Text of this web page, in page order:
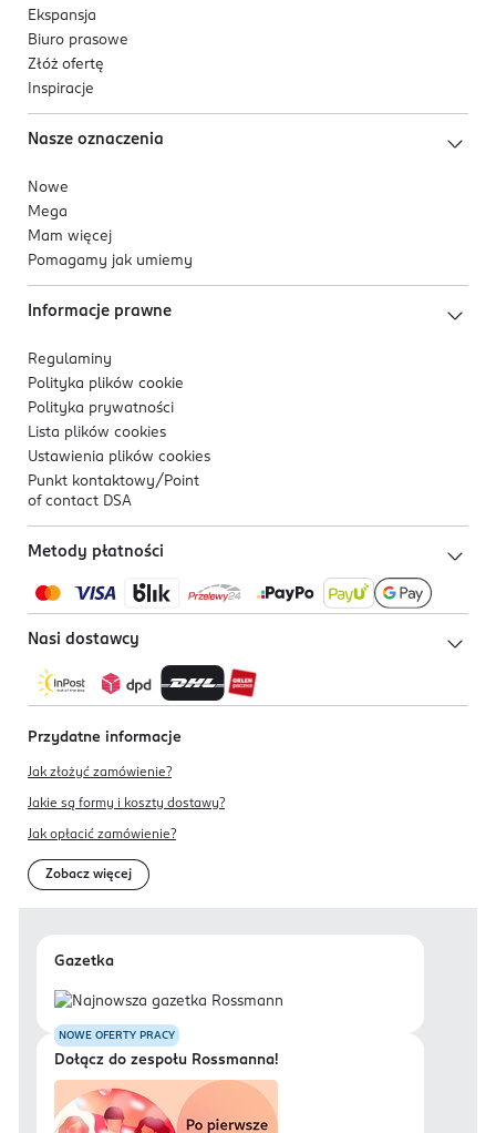
Ekspansja
Biuro prasowe
Złóż ofertę
Inspiracje
Nasze oznaczenia
Nowe
Mega
Mam więcej
Pomagamy jak umiemy
Informacje prawne
Regulaminy
Polityka plików cookie
Polityka prywatności
Lista plików cookies
Ustawienia plików cookies
Punkt kontaktowy/ Point
of contact DSA
Metody płatności
Nasi dostawcy
Przydatne informacje
Jak złożyć zamówienie?
Jakie są formy i koszty dostawy?
Jak opłacić zamówienie?
Zobacz więcej
Gazetka
NOWE OFERTY PRACY
Dołącz do zespołu Rossmanna!